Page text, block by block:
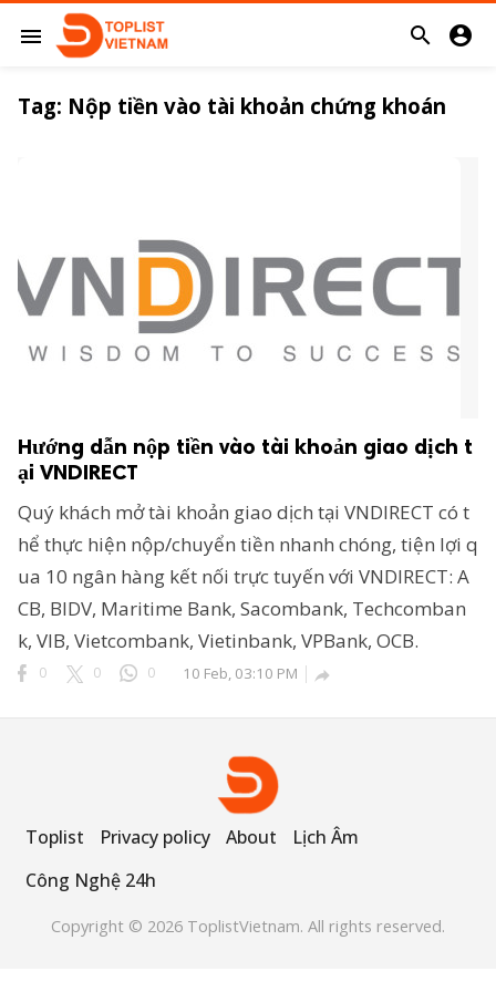
menu  
Nghệ 24h
Tag: Nộp tiền vào tài khoản chứng khoán
Hướng dẫn nộp tiền vào tài khoản giao dịch t
ại VNDIRECT
Quý khách mở tài khoản giao dịch tại VNDIRECT có t
hể thực hiện nộp/chuyển tiền nhanh chóng, tiện lợi q
ua 10 ngân hàng kết nối trực tuyến với VNDIRECT: A
CB, BIDV, Maritime Bank, Sacombank, Techcomban
k, VIB, Vietcombank, Vietinbank, VPBank, OCB.
0 0 0 10 Feb, 03:10 PM 
Toplist Privacy policy About
Lịch Âm
Công Nghệ 24h
Copyright © 2026 ToplistVietnam. All rights reserved.